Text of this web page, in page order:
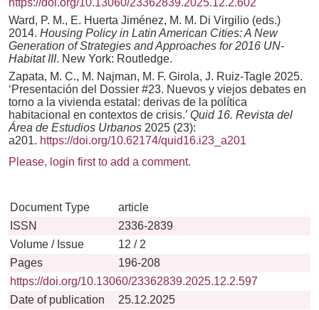
https://doi.org/10.13060/23362839.2025.12.2.602
Ward, P. M., E. Huerta Jiménez, M. M. Di Virgilio (eds.)
2014. Housing Policy in Latin American Cities: A New
Generation of Strategies and Approaches for 2016 UN-
Habitat III. New York: Routledge.
Zapata, M. C., M. Najman, M. F. Girola, J. Ruiz-Tagle 2025.
‘Presentación del Dossier #23. Nuevos y viejos debates en
torno a la vivienda estatal: derivas de la política
habitacional en contextos de crisis.’ Quid 16. Revista del
Área de Estudios Urbanos 2025 (23):
a201. https://doi.org/10.62174/quid16.i23_a201
Please, login first to add a comment.
Document Type
article
ISSN
2336-2839
Volume / Issue
12 / 2
Pages
196-208
https://doi.org/10.13060/23362839.2025.12.2.597
Date of publication
25.12.2025